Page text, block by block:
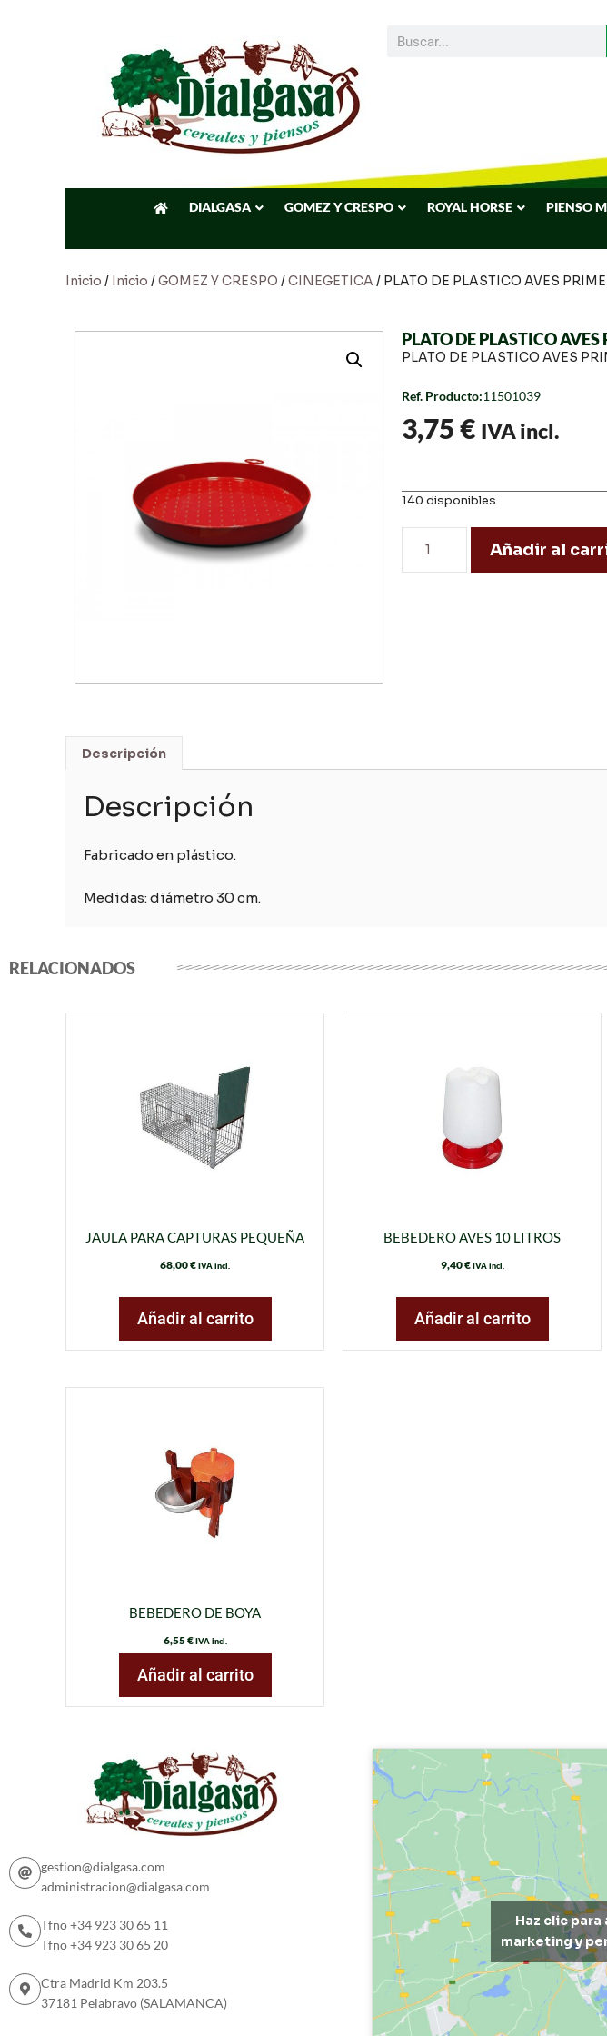
DIALGASA GOMEZ Y CRESPO ROYAL HORSE PIENSO
Inicio / Inicio /GOMEZ Y CRESPO /CINEGETICA / PLATO DE PLASTICO AVES
PLATO DE PLASTICO
PLATO DE PLASTICO AVES
Ref. Producto:11501039
3,75€ IVA incl.
140 disponibles
Añadir al
Descripción
Descripción
Fabricado en plástico.
Medidas: diámetro 30 cm.
RELACIONADOS
JAULA PARA CAPTURAS PEQUEÑA
68,00€IVA incl.
Añadir al carrito
BEBEDERO AVES 10 LITROS
9,40€ IVA incl.
Añadir al carrito
BEBEDERO DE BOYA
6,55€ IVA incl.
Añadir al carrito
gestion@dialgasa.com
administracion@dialgasa.com
Tfno +34 923 30 65 11
Tfno +34 923 30 65 20
Ctra Madrid Km 203.5
37181 Pelabravo (SALAMANCA)
Haz clic
marketing y